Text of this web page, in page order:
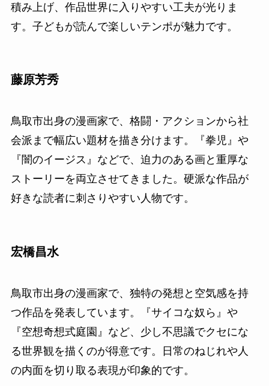
積み上げ、作品世界に入りやすい工夫が光りま
す。子どもが読んで楽しいテンポが魅力です。
藤原芳秀
鳥取市出身の漫画家で、格闘・アクションから社
会派まで幅広い題材を描き分けます。『拳児』や
『闇のイージス』などで、迫力のある画と重厚な
ストーリーを両立させてきました。硬派な作品が
好きな読者に刺さりやすい人物です。
宏橋昌水
鳥取市出身の漫画家で、独特の発想と空気感を持
つ作品を発表しています。『サイコな奴ら』や
『空想奇想式庭園』など、少し不思議でクセにな
る世界観を描くのが得意です。日常のねじれや人
の内面を切り取る表現が印象的です。